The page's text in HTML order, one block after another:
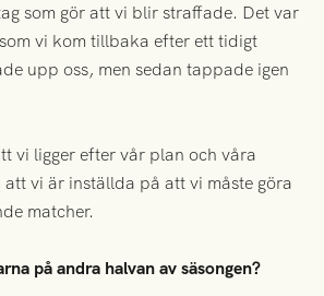
som gör att vi blir straffade. Det var
vi kom tillbaka efter ett tidigt
upp oss, men sedan tappade igen
vi ligger efter vår plan och våra
vi är inställda på att vi måste göra
matcher.
på andra halvan av säsongen?